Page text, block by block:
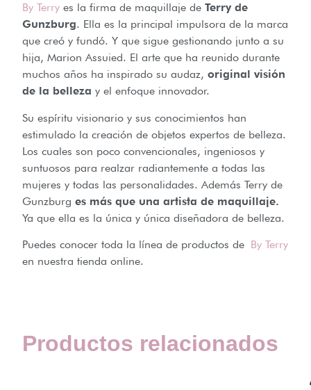
By Terry es la firma de maquillaje de Terry de
Gunzburg. Ella es la principal impulsora de la marca
que creó y fundó. Y que sigue gestionando junto a su
hija, Marion Assuied. El arte que ha reunido durante
muchos años ha inspirado su audaz, original visión
de la belleza y el enfoque innovador.
Su espíritu visionario y sus conocimientos han
estimulado la creación de objetos expertos de belleza.
Los cuales son poco convencionales, ingeniosos y
suntuosos para realzar radiantemente a todas las
mujeres y todas las personalidades. Además Terry de
Gunzburg es más que una artista de maquillaje.
Ya que ella es la única y única diseñadora de belleza.
Puedes conocer toda la línea de productos de By Terry
en nuestra tienda online.
Productos relacionados